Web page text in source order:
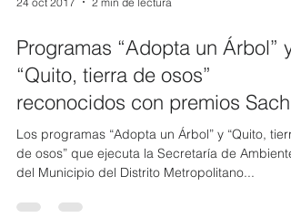
24 oct 2017 2 min de lectura
Programas “Adopta un Árbol” y
“Quito, tierra de osos”
reconocidos con premios Sacha
Los programas “Adopta un Árbol” y “Quito, tierra
del Municipio del Distrito Metropolitano...